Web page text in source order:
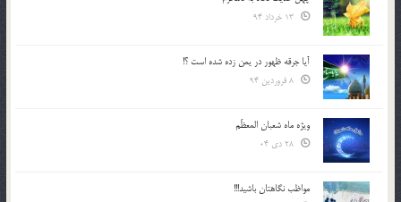
آیا جرقه ظهور در یمن زده شده است ؟!
ویژه ماه شعبان المعظّم
مواظب نگاهتان باشید!!!